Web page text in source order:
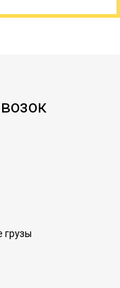
грузы